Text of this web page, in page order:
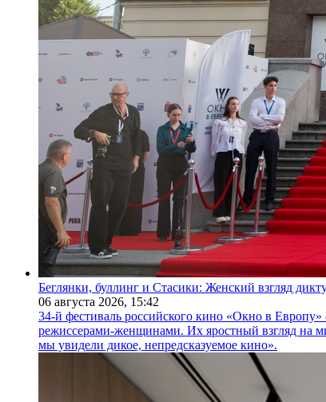
Беглянки, буллинг и Стасики: Женский взгляд
06 августа 2026, 15:42
34-й фестиваль российского кино «Окно в
режиссерами-женщинами. Их яростный взгляд на
мы увидели дикое, непредсказуемое кино».